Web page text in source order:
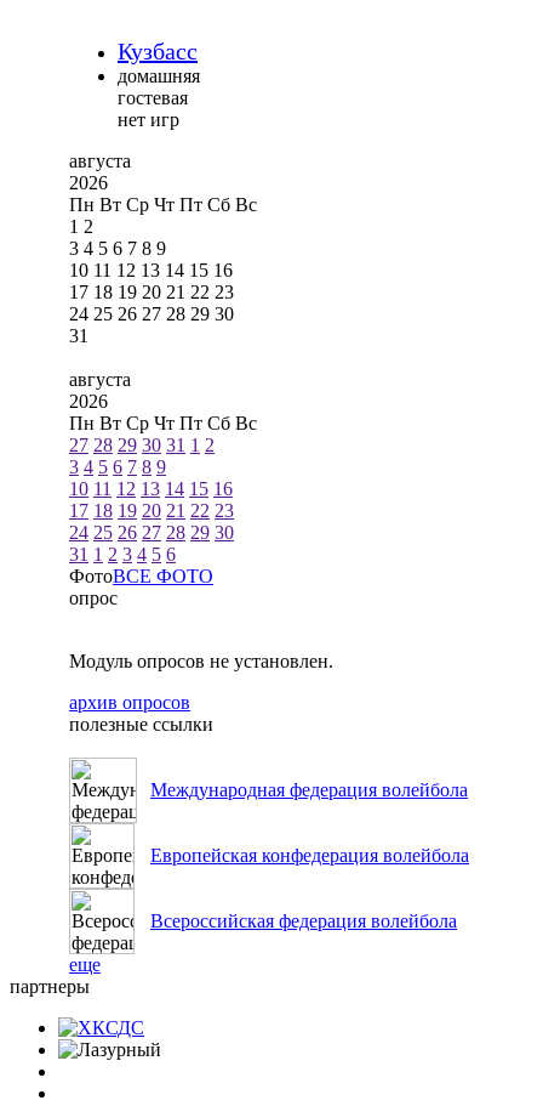
Кузбасс
домашняя
гостевая
нет игр
августа
2026
Пн Вт Ср Чт Пт Сб Вс
1 2
3 4 5 6 7 8 9
10 11 12 13 14 15 16
17 18 19 20 21 22 23
24 25 26 27 28 29 30
31
августа
2026
Пн Вт Ср Чт Пт Сб Вс
27 28 29 30 31 1 2
3 4 5 6 7 8 9
10 11 12 13 14 15 16
17 18 19 20 21 22 23
24 25 26 27 28 29 30
31 1 2 3 4 5 6
ФотоВСЕ ФОТО
опрос
Модуль опросов не установлен.
архив опросов
полезные ссылки
Международная федерация волейбола
Европейская конфедерация волейбола
Всероссийская федерация волейбола
еще
партнеры